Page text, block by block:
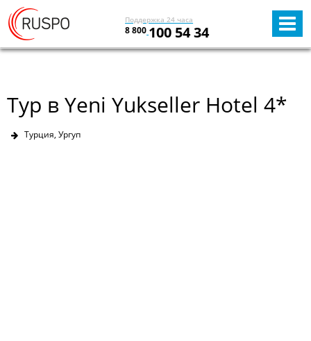
Поддержка 24 часа
8 800 100 54 34
Тур в Yeni Yukseller Hotel 4*
Турция, Ургуп